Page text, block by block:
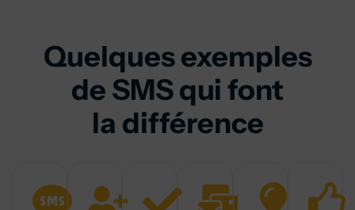
Quelques exemples
de SMS qui font
la différence